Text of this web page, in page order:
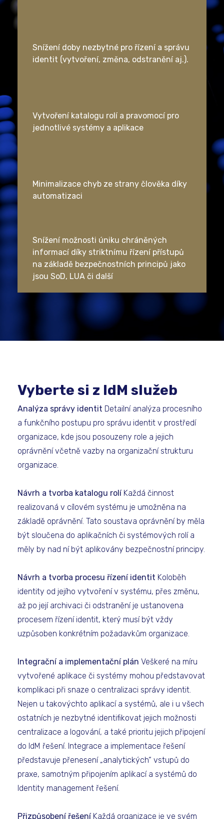
Snížení doby nezbytné pro řízení a správu
identit (vytvoření, změna, odstranění aj.).
Vytvoření katalogu rolí a pravomocí pro
jednotlivé systémy a aplikace
Minimalizace chyb ze strany člověka díky
automatizaci
Snížení možnosti úniku chráněných
informací díky striktnímu řízení přístupů
na základě bezpečnostních principů jako
jsou SoD, LUA či další
Vyberte si z IdM služeb
​Analýza správy identit Detailní analýza procesního
a funkčního postupu pro správu identit v prostředí
organizace, kde jsou posouzeny role a jejich
oprávnění včetně vazby na organizační strukturu
organizace.
Návrh a tvorba katalogu rolíKaždá činnost
realizovaná v cílovém systému je umožněna na
základě oprávnění. Tato soustava oprávnění by měla
být sloučena do aplikačních či systémových rolí a
měly by nad ní být aplikovány bezpečnostní principy.
Návrh a tvorba procesu řízení identit Koloběh
identity od jejího vytvoření v systému, přes změnu,
až po její archivaci či odstranění je ustanovena
procesem řízení identit, který musí být vždy
uzpůsoben konkrétním požadavkům organizace.
Integrační a implementační plán Veškeré na míru
vytvořené aplikace či systémy mohou představovat
komplikaci při snaze o centralizaci správy identit.
Nejen u takovýchto aplikací a systémů, ale i u všech
ostatních je nezbytné identifikovat jejich možnosti
centralizace a logování, a také prioritu jejich připojení
do IdM řešení. Integrace a implementace řešení
představuje přenesení „analytických“ vstupů do
praxe, samotným připojením aplikací a systémů do
Identity management řešení.
Přizpůsobení řešeníKaždá organizace je ve svém